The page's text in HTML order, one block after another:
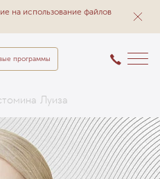
на использование файлов
программы
Луиза